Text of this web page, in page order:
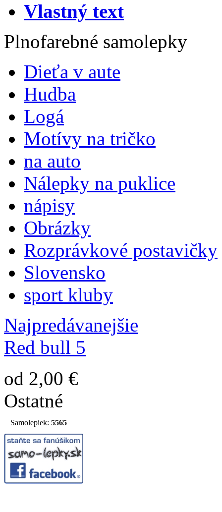
Vlastný text
Plnofarebné samolepky
Dieťa v aute
Hudba
Logá
Motívy na tričko
na auto
Nálepky na puklice
nápisy
Obrázky
Rozprávkové postavičky
Slovensko
sport kluby
Najpredávanejšie
Red bull 5
od 2,00 €
Ostatné
Samolepiek: 5565